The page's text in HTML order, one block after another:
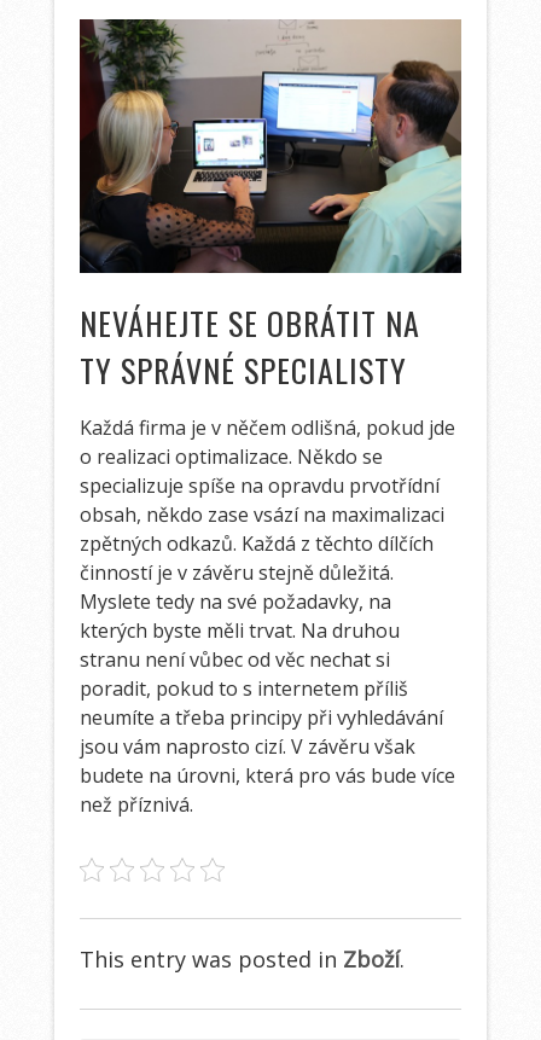
NEVÁHEJTE SE OBRÁTIT NA
TY SPRÁVNÉ SPECIALISTY
Každá firma je v něčem odlišná, pokud jde
o realizaci optimalizace. Někdo se
specializuje spíše na opravdu prvotřídní
obsah, někdo zase vsází na maximalizaci
zpětných odkazů. Každá z těchto dílčích
činností je v závěru stejně důležitá.
Myslete tedy na své požadavky, na
kterých byste měli trvat. Na druhou
stranu není vůbec od věc nechat si
poradit, pokud to s internetem příliš
neumíte a třeba principy při vyhledávání
jsou vám naprosto cizí. V závěru však
budete na úrovni, která pro vás bude více
než příznivá.
This entry was posted in Zboží.